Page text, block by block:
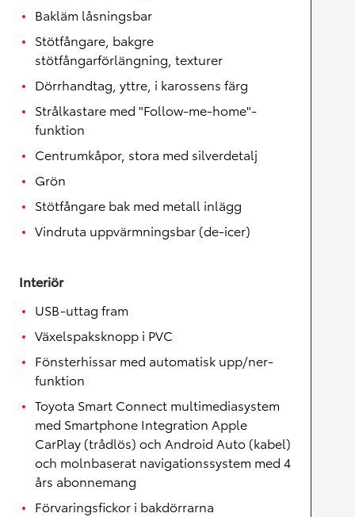
Bakläm låsningsbar
Stötfångare, bakgre
stötfångarförlängning, texturer
Dörrhandtag, yttre, i karossens färg
Strålkastare med "Follow-me-home"-
funktion
Centrumkåpor, stora med silverdetalj
Grön
Stötfångare bak med metall inlägg
Vindruta uppvärmningsbar (de-icer)
Interiör
USB-uttag fram
Växelspaksknopp i PVC
Fönsterhissar med automatisk upp/ner-
funktion
Toyota Smart Connect multimediasystem
med Smartphone Integration Apple
CarPlay (trådlös) och Android Auto (kabel)
och molnbaserat navigationssystem med 4
års abonnemang
Förvaringsfickor i bakdörrarna